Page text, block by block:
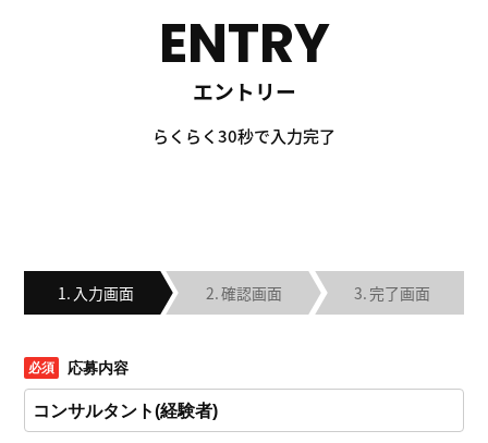
エントリー
ENTRY
らくらく30秒で入力完了
入力画面 確認画面 完了画面
応募内容